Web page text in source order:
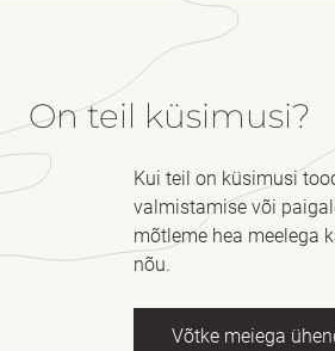
On teil küsimusi?
Kui teil on küsimusi
valmistamise või
mõtleme hea meelega
nõu.
Võtke meiega